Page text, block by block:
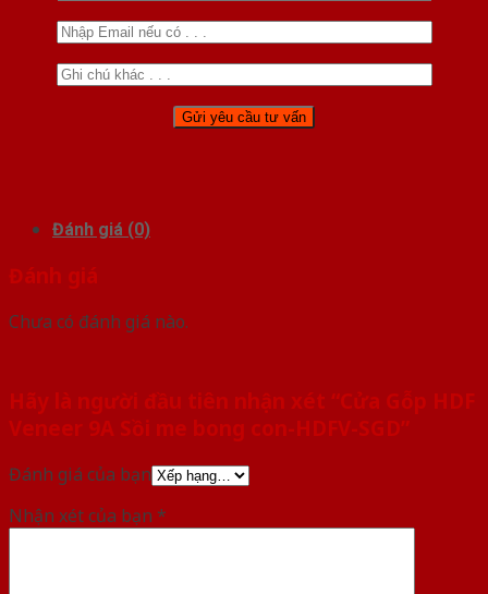
Đánh giá (0)
Đánh giá
Chưa có đánh giá nào.
Hãy là người đầu tiên nhận xét “Cửa Gỗp HDF
Veneer 9A Sồi me bong con-HDFV-SGD”
Đánh giá của bạn
Nhận xét của bạn *